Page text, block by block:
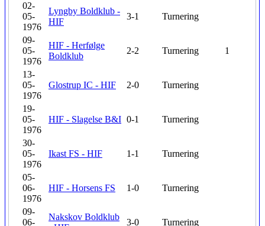
02-
05-
1976
Lyngby Boldklub -
HIF
3-1 Turnering
09-
05-
1976
HIF - Herfølge
Boldklub
2-2 Turnering 1
13-
05-
1976
Glostrup IC - HIF 2-0 Turnering
19-
05-
1976
HIF - Slagelse B&I 0-1 Turnering
30-
05-
1976
Ikast FS - HIF 1-1 Turnering
05-
06-
1976
HIF - Horsens FS 1-0 Turnering
09-
06-
Nakskov Boldklub
3-0 Turnering